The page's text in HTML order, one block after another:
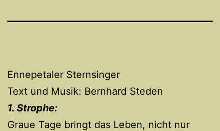
Ennepetaler Sternsinger
Text und Musik: Bernhard Steden
1. Strophe:
Graue Tage bringt das Leben, nicht nur